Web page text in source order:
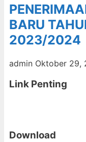
BARU
2023/2024
admin Oktober 29,
Link Penting
Download